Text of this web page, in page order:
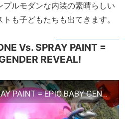
ルモダンな内装の素晴らしい
も子どもたちも出てきます。
Vs. SPRAY PAINT =
REVEAL!
ATLAS STONE Vs. SPRAY PAINT = EPIC BABY GENDER REVEAL!